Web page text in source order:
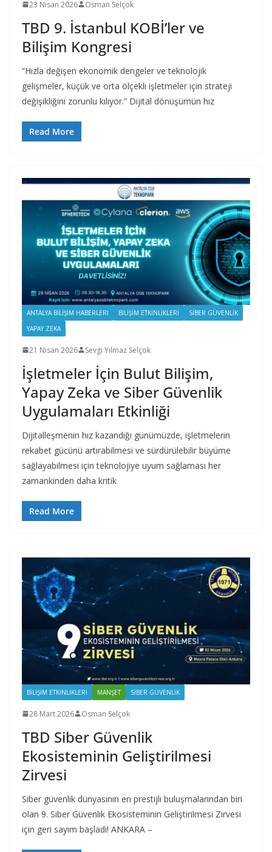
23 Nisan 2026 Osman Selçok
TBD 9. İstanbul KOBİ’ler ve
Bilişim Kongresi
“Hızla değişen ekonomik dengeler ve teknolojik
gelişmeler, küçük ve orta ölçekli işletmeler için strateji
değişikliğini zorunlu kılıyor.” Dijital dönüşümün hız
Read More
ANTALYA BILIŞIM HABERLERI BILIŞIM ETKINLIKLERI
SIBER GÜVENLIK
YAPAY ZEKA
21 Nisan 2026 Sevgi Yılmaz Selçok
İşletmeler İçin Bulut Bilişim,
Yapay Zeka ve Siber Güvenlik
Uygulamaları Etkinliği
Dijitalleşmenin hız kazandığı günümüzde, işletmelerin
rekabet gücünü artırabilmesi ve sürdürülebilir büyüme
sağlayabilmesi için teknolojiye uyum sağlaması her
zamankinden daha kritik
Read More
BILIŞIM ETKINLIKLERI MANŞET SIBER GÜVENLIK
28 Mart 2026 Osman Selçok
TBD Siber Güvenlik
Ekosisteminin Geliştirilmesi
Zirvesi
Siber güvenlik dünyasının en prestijli buluşmalarından biri
olan 9. Siber Güvenlik Ekosisteminin Geliştirilmesi Zirvesi
için geri sayım başladı! ANKARA –